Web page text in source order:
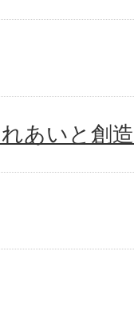
あいと創